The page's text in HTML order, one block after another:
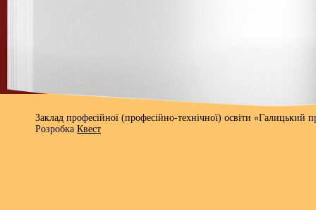
Заклад професійної (професійно-технічної) освіти
Розробка Квест